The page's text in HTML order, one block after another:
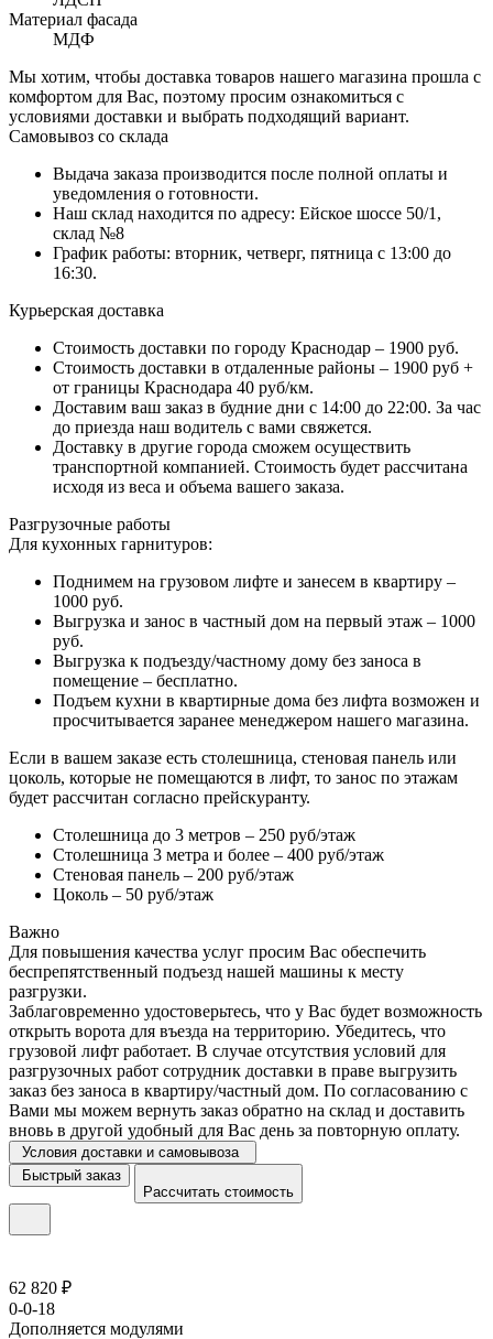
Материал фасада
МДФ
Мы хотим, чтобы доставка товаров нашего магазина прошла с
комфортом для Вас, поэтому просим ознакомиться с
условиями доставки и выбрать подходящий вариант.
Самовывоз со склада
Выдача заказа производится после полной оплаты и
уведомления о готовности.
Наш склад находится по адресу: Ейское шоссе 50/1,
склад №8
График работы: вторник, четверг, пятница с 13:00 до
16:30.
Курьерская доставка
Стоимость доставки по городу Краснодар – 1900 руб.
Стоимость доставки в отдаленные районы – 1900 руб +
от границы Краснодара 40 руб/км.
Доставим ваш заказ в будние дни с 14:00 до 22:00. За час
до приезда наш водитель с вами свяжется.
Доставку в другие города сможем осуществить
транспортной компанией. Стоимость будет рассчитана
исходя из веса и объема вашего заказа.
Разгрузочные работы
Для кухонных гарнитуров:
Поднимем на грузовом лифте и занесем в квартиру –
1000 руб.
Выгрузка и занос в частный дом на первый этаж – 1000
руб.
Выгрузка к подъезду/частному дому без заноса в
помещение – бесплатно.
Подъем кухни в квартирные дома без лифта возможен и
просчитывается заранее менеджером нашего магазина.
Если в вашем заказе есть столешница, стеновая панель или
цоколь, которые не помещаются в лифт, то занос по этажам
будет рассчитан согласно прейскуранту.
Столешница до 3 метров – 250 руб/этаж
Столешница 3 метра и более – 400 руб/этаж
Стеновая панель – 200 руб/этаж
Цоколь – 50 руб/этаж
Важно
Для повышения качества услуг просим Вас обеспечить
беспрепятственный подъезд нашей машины к месту
разгрузки.
Заблаговременно удостоверьтесь, что у Вас будет возможность
открыть ворота для въезда на территорию. Убедитесь, что
грузовой лифт работает. В случае отсутствия условий для
разгрузочных работ сотрудник доставки в праве выгрузить
заказ без заноса в квартиру/частный дом. По согласованию с
Вами мы можем вернуть заказ обратно на склад и доставить
вновь в другой удобный для Вас день за повторную оплату.
Условия доставки и самовывоза
Быстрый заказ
Рассчитать стоимость
62 820 ₽
0-0-18
Дополняется модулями